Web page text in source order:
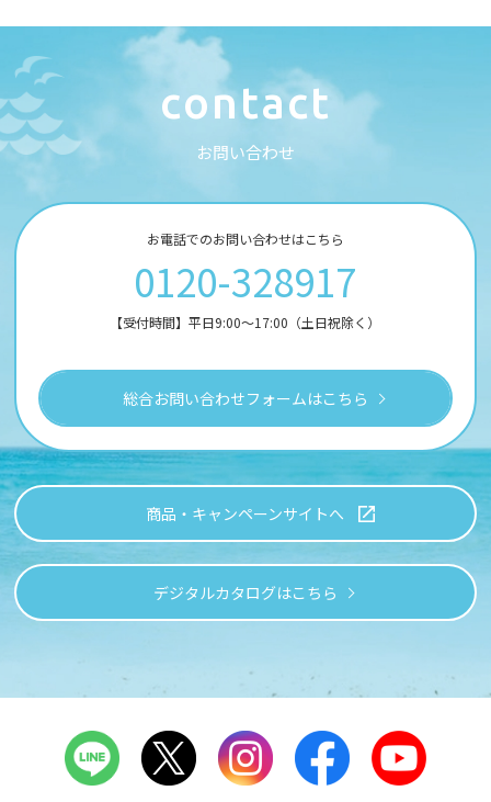
contact
お問い合わせ
お電話でのお問い合わせはこちら
0120-328917
【受付時間】平日9:00～17:00（土日祝除く）
総合お問い合わせフォームはこちら
商品・キャンペーンサイトへ
デジタルカタログはこちら